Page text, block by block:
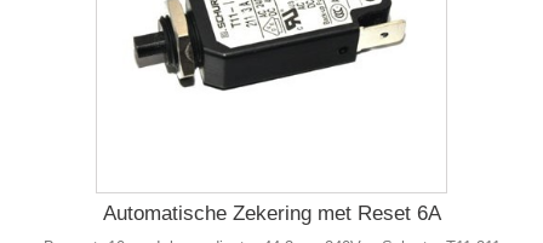
Automatische Zekering met Reset 6A